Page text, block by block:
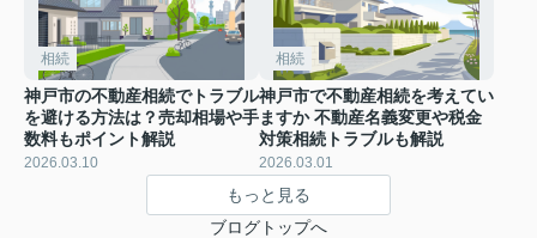
相続
神戸市の不動産相続でトラブル
を避ける方法は？売却相場や手
数料もポイント解説
2026.03.10
相続
神戸市で不動産相続を考えてい
ますか 不動産名義変更や税金
対策相続トラブルも解説
2026.03.01
もっと見る
ブログトップへ